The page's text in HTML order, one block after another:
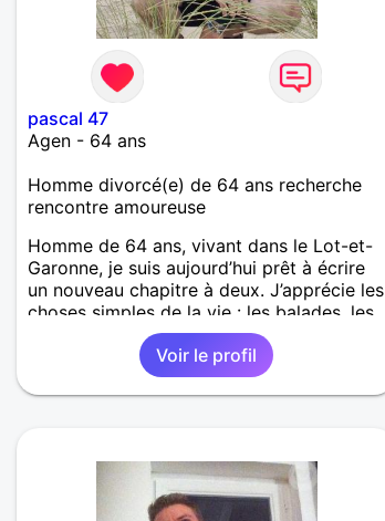
pascal 47
Agen - 64 ans
Homme divorcé(e) de 64 ans recherche
rencontre amoureuse
Homme de 64 ans, vivant dans le Lot-et-
Garonne, je suis aujourd’hui prêt à écrire
un nouveau chapitre à deux. J’apprécie les
choses simples de la vie : les balades, les
bons moments partagés, les échanges
vrais. Je cherche une femme avec qui
construire une relation basée sur le
respect, la complicité et la tendresse.
Voir le profil